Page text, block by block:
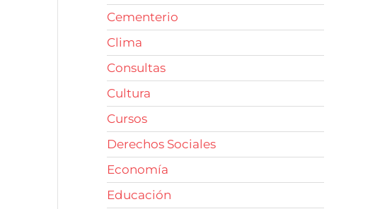
Cementerio
Clima
Consultas
Cultura
Cursos
Derechos Sociales
Economía
Educación